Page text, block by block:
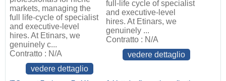
markets, managing the
full life-cycle of specialist
and executive-level
hires. At Etinars, we
genuinely c...
Contratto : N/A
vedere dettaglio
full-life cycle of specialist
and executive-level
hires. At Etinars, we
genuinely ...
Contratto : N/A
vedere dettaglio